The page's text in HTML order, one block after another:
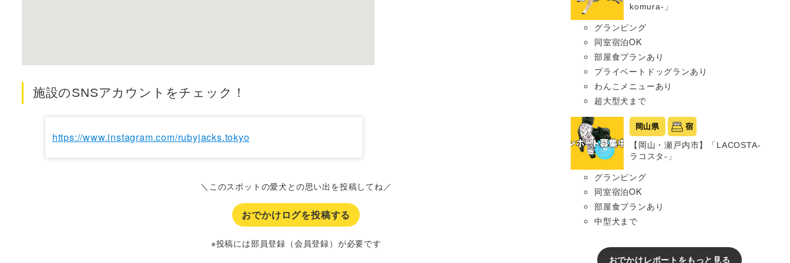
施設のSNSアカウントをチェック！
https://www.instagram.com/rubyjacks.tokyo
＼このスポットの愛犬との思い出を投稿してね／
おでかけログを投稿する
※投稿には部員登録（会員登録）が必要です
komura-」
グランピング
同室宿泊OK
部屋食プランあり
プライベートドッグランあり
わんこメニューあり
超大型犬まで
岡山県 宿
【岡山・瀬戸内市】「LACOSTA-
ラコスタ-」
グランピング
同室宿泊OK
部屋食プランあり
中型犬まで
おでかけレポートをもっと見る